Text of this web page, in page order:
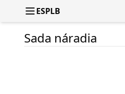
ESPLB
Sada náradia